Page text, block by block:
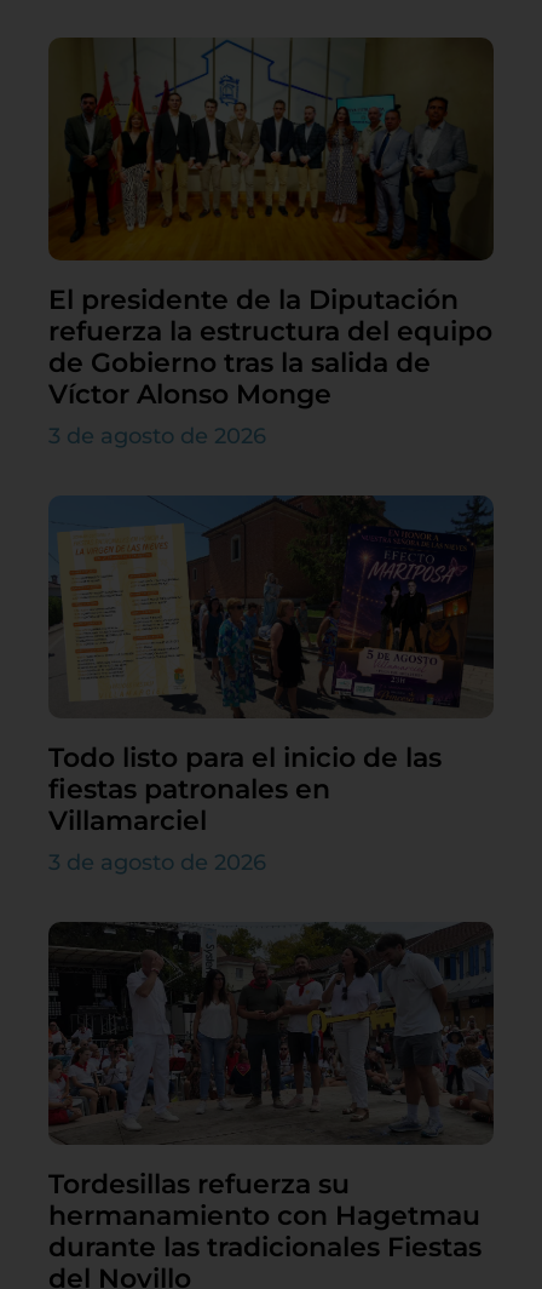
El presidente de la Diputación
refuerza la estructura del equipo
de Gobierno tras la salida de
Víctor Alonso Monge
3 de agosto de 2026
Todo listo para el inicio de las
fiestas patronales en
Villamarciel
3 de agosto de 2026
Tordesillas refuerza su
hermanamiento con Hagetmau
durante las tradicionales Fiestas
del Novillo